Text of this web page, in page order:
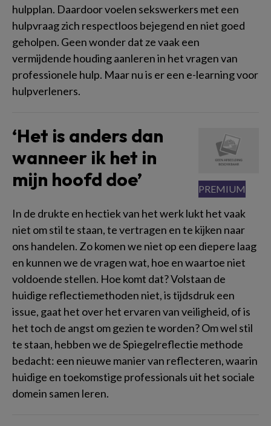
hulpplan. Daardoor voelen sekswerkers met een
hulpvraag zich respectloos bejegend en niet goed
geholpen. Geen wonder dat ze vaak een
vermijdende houding aanleren in het vragen van
professionele hulp. Maar nu is er een e-learning voor
hulpverleners.
‘Het is anders dan
wanneer ik het in
mijn hoofd doe’
In de drukte en hectiek van het werk lukt het vaak
niet om stil te staan, te vertragen en te kijken naar
ons handelen. Zo komen we niet op een diepere laag
en kunnen we de vragen wat, hoe en waartoe niet
voldoende stellen. Hoe komt dat? Volstaan de
huidige reflectiemethoden niet, is tijdsdruk een
issue, gaat het over het ervaren van veiligheid, of is
het toch de angst om gezien te worden? Om wel stil
te staan, hebben we de Spiegelreflectie methode
bedacht: een nieuwe manier van reflecteren, waarin
huidige en toekomstige professionals uit het sociale
domein samen leren.